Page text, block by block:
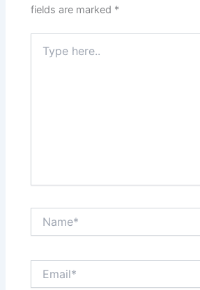
fields are marked *
here..